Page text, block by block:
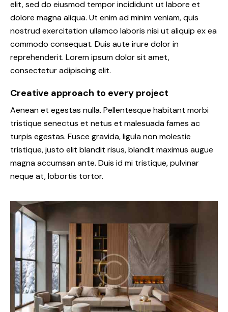
elit, sed do eiusmod tempor incididunt ut labore et
dolore magna aliqua. Ut enim ad minim veniam, quis
nostrud exercitation ullamco laboris nisi ut aliquip ex ea
commodo consequat. Duis aute irure dolor in
reprehenderit. Lorem ipsum dolor sit amet,
consectetur adipiscing elit.
Creative approach to every project
Aenean et egestas nulla. Pellentesque habitant morbi
tristique senectus et netus et malesuada fames ac
turpis egestas. Fusce gravida, ligula non molestie
tristique, justo elit blandit risus, blandit maximus augue
magna accumsan ante. Duis id mi tristique, pulvinar
neque at, lobortis tortor.